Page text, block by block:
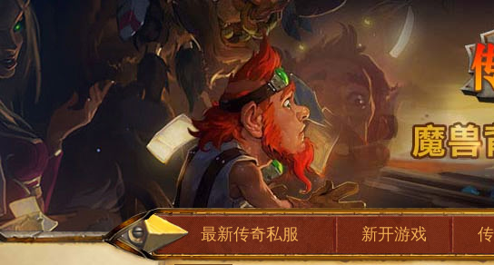
最新传奇私服 新开游戏